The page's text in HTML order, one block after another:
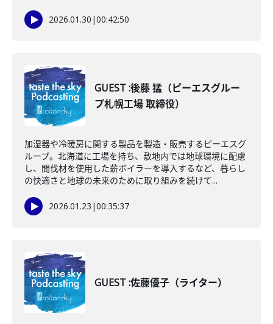
2026.01.30 |00:42:50
GUEST :後藤 猛（ピーエスグルー
プ札幌工場 取締役）
加湿器や冷暖房に関する製品を製造・販売するピーエスグ
ループ。北海道に工場を持ち、敷地内では地球環境に配慮
し、間伐材を使用した薪ボイラーを導入するなど、暮らし
の快適さと地球の未来のために取り組みを続けて...
2026.01.23 |00:35:37
GUEST :佐藤優子（ライター）